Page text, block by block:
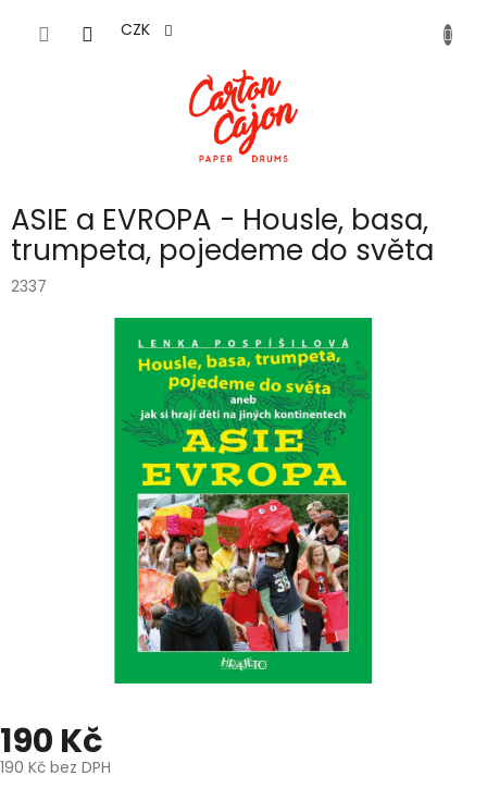
CZK
ASIE a EVROPA - Housle, basa,
trumpeta, pojedeme do světa
2337
190 Kč
190 Kč bez DPH